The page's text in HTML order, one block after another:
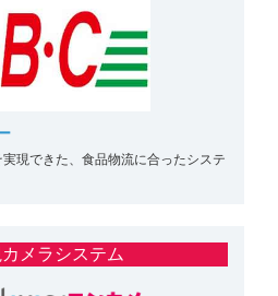
現できた、食品物流に合ったシステ
メラシステム